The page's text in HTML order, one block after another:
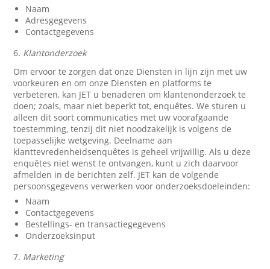
Naam
Adresgegevens
Contactgegevens
6. Klantonderzoek
Om ervoor te zorgen dat onze Diensten in lijn zijn met uw
voorkeuren en om onze Diensten en platforms te
verbeteren, kan JET u benaderen om klantenonderzoek te
doen; zoals, maar niet beperkt tot, enquêtes. We sturen u
alleen dit soort communicaties met uw voorafgaande
toestemming, tenzij dit niet noodzakelijk is volgens de
toepasselijke wetgeving. Deelname aan
klanttevredenheidsenquêtes is geheel vrijwillig. Als u deze
enquêtes niet wenst te ontvangen, kunt u zich daarvoor
afmelden in de berichten zelf. JET kan de volgende
persoonsgegevens verwerken voor onderzoeksdoeleinden:
Naam
Contactgegevens
Bestellings- en transactiegegevens
Onderzoeksinput
7. Marketing